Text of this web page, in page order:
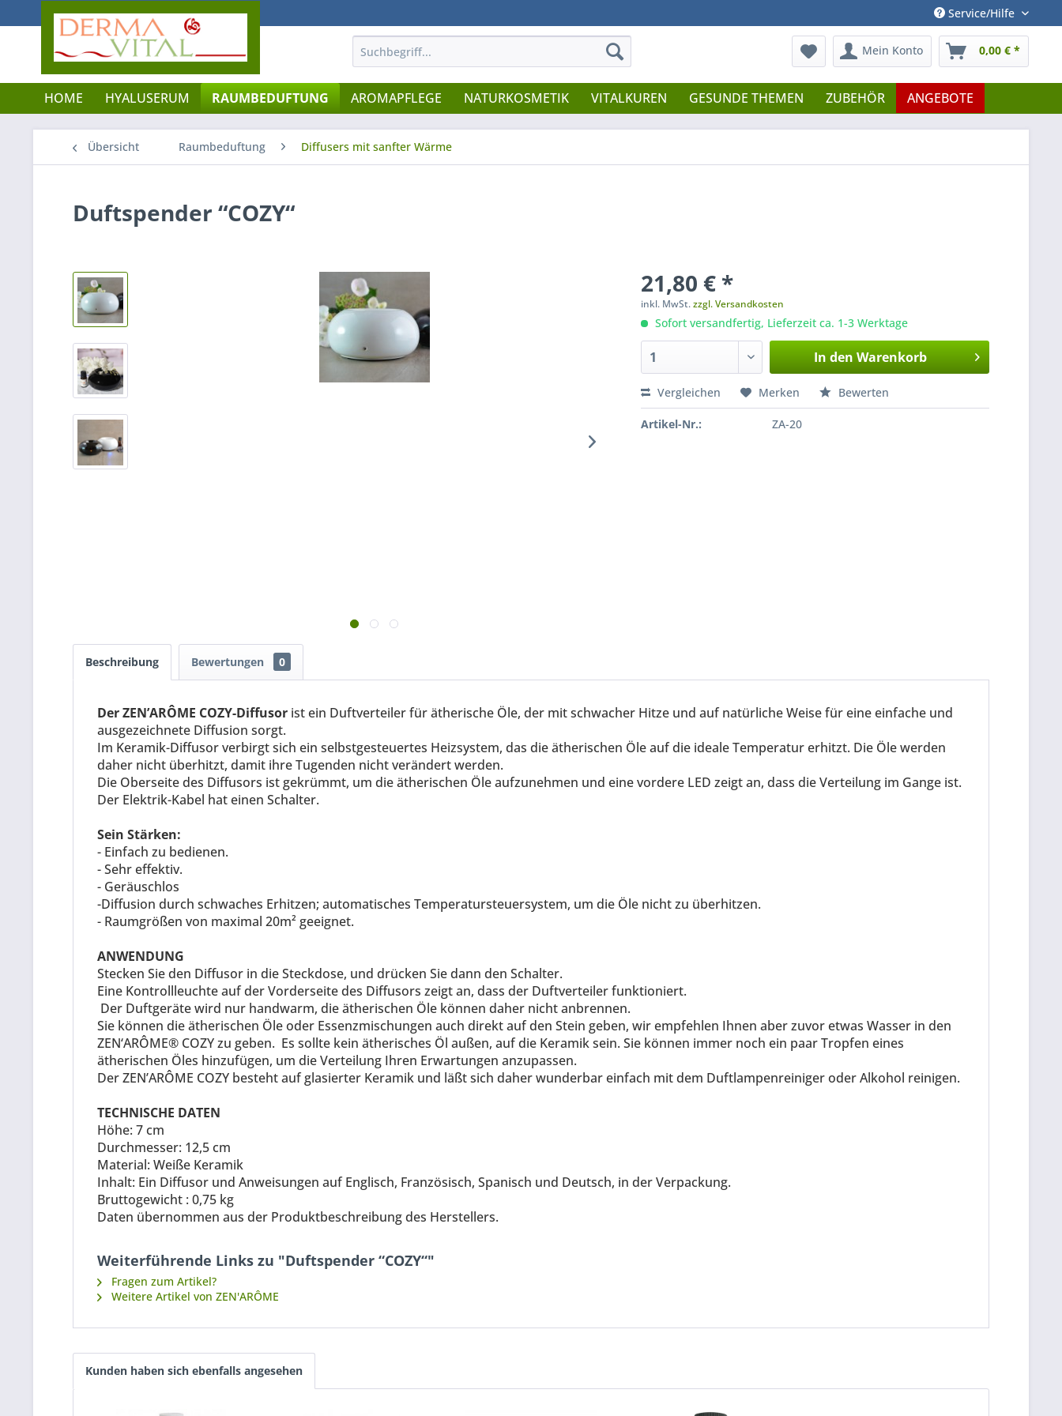
Service/Hilfe
Mein Konto 0,00 € *
HOME HYALUSERUM RAUMBEDUFTUNG AROMAPFLEGE NATURKOSMETIK VITALKUREN GESUNDE THEMEN ZUBEHÖR ANGEBOTE
Übersicht Raumbeduftung Diffusers mit sanfter Wärme
Duftspender “COZY“
21,80 € *
inkl. MwSt.zzgl. Versandkosten
Sofort versandfertig, Lieferzeit ca. 1-3 Werktage
In den Warenkorb
Vergleichen Merken Bewerten
Artikel-Nr.: ZA-20
Beschreibung Bewertungen 0
Der ZEN’ARÔME COZY-Diffusor ist ein Duftverteiler für ätherische Öle, der mit schwacher Hitze und auf natürliche Weise für eine einfache und
ausgezeichnete Diffusion sorgt.
Im Keramik-Diffusor verbirgt sich ein selbstgesteuertes Heizsystem, das die ätherischen Öle auf die ideale Temperatur erhitzt. Die Öle werden
daher nicht überhitzt, damit ihre Tugenden nicht verändert werden.
Die Oberseite des Diffusors ist gekrümmt, um die ätherischen Öle aufzunehmen und eine vordere LED zeigt an, dass die Verteilung im Gange ist.
Der Elektrik-Kabel hat einen Schalter.
Sein Stärken:
- Einfach zu bedienen.
- Sehr effektiv.
- Geräuschlos
-Diffusion durch schwaches Erhitzen; automatisches Temperatursteuersystem, um die Öle nicht zu überhitzen.
- Raumgrößen von maximal 20m² geeignet.
ANWENDUNG
Stecken Sie den Diffusor in die Steckdose, und drücken Sie dann den Schalter.
Eine Kontrollleuchte auf der Vorderseite des Diffusors zeigt an, dass der Duftverteiler funktioniert.
Der Duftgeräte wird nur handwarm, die ätherischen Öle können daher nicht anbrennen.
Sie können die ätherischen Öle oder Essenzmischungen auch direkt auf den Stein geben, wir empfehlen Ihnen aber zuvor etwas Wasser in den
ZEN‘ARÔME® COZY zu geben. Es sollte kein ätherisches Öl außen, auf die Keramik sein. Sie können immer noch ein paar Tropfen eines
ätherischen Öles hinzufügen, um die Verteilung Ihren Erwartungen anzupassen.
Der ZEN’ARÔME COZY besteht auf glasierter Keramik und läßt sich daher wunderbar einfach mit dem Duftlampenreiniger oder Alkohol reinigen.
TECHNISCHE DATEN
Höhe: 7 cm
Durchmesser: 12,5 cm
Material: Weiße Keramik
Inhalt: Ein Diffusor und Anweisungen auf Englisch, Französisch, Spanisch und Deutsch, in derVerpackung.
Bruttogewicht : 0,75 kg
Daten übernommen aus der Produktbeschreibung des Herstellers.
Weiterführende Links zu "Duftspender “COZY“"
Fragen zum Artikel?
Weitere Artikel von ZEN'ARÔME
Kunden haben sich ebenfalls angesehen